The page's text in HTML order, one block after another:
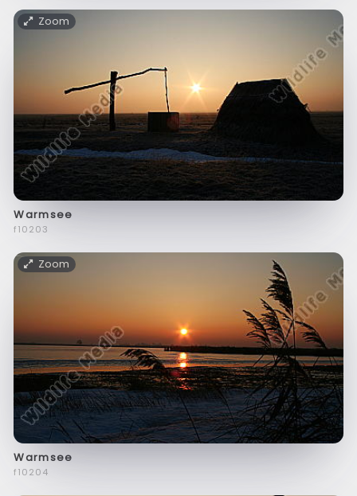
Zoom
Warmsee
f10203
Zoom
Warmsee
f10204